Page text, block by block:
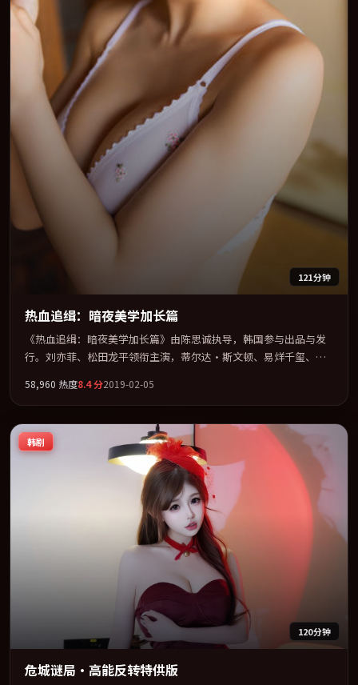
121分钟
热血追缉：暗夜美学加长篇
《热血追缉：暗夜美学加长篇》由陈思诚执导，韩国参与出品与发
行。刘亦菲、松田龙平领衔主演，蒂尔达·斯文顿、易烊千玺、木
以「传记」类型为骨架，在叙事、表演与视听上力求统一。定于
2019-08-18 在内地院线及主流平台同步亮相，2019 年度话题片中口
碑稳健，适合喜欢强情节与人物弧光的观众完整观看。
58,960 热度8.4分2019-02-05
韩剧
120分钟
危城谜局·高能反转特供版